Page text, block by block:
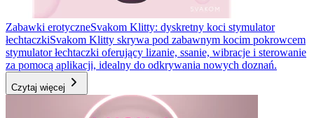
Zabawki erotyczneSvakom Klitty: dyskretny koci stymulator
łechtaczkiSvakom Klitty skrywa pod zabawnym kocim pokrowcem
stymulator łechtaczki oferujący lizanie, ssanie, wibracje i sterowanie
za pomocą aplikacji, idealny do odkrywania nowych doznań.
Czytaj więcej